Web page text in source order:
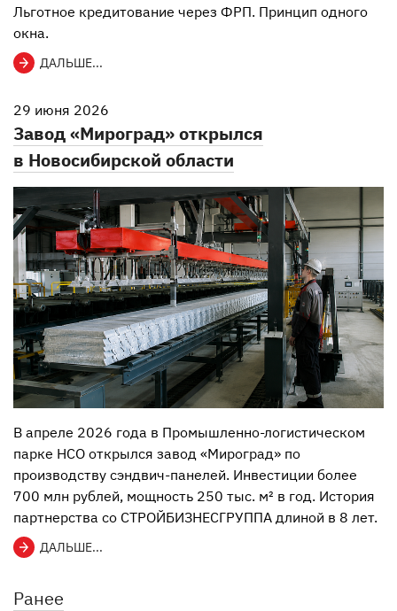
Льготное кредитование через ФРП. Принцип одного
окна.
ДАЛЬШЕ...
29 июня 2026
Завод «Мироград» открылся
в Новосибирской области
В апреле 2026 года в Промышленно-логистическом
парке НСО открылся завод «Мироград» по
производству сэндвич-панелей. Инвестиции более
700 млн рублей, мощность 250 тыс. м² в год. История
партнерства со СТРОЙБИЗНЕСГРУППА длиной в 8 лет.
ДАЛЬШЕ...
Ранее